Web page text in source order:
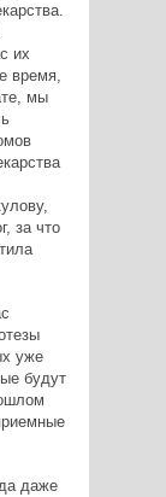
их
время,
мы
за что
уже
будут
даже